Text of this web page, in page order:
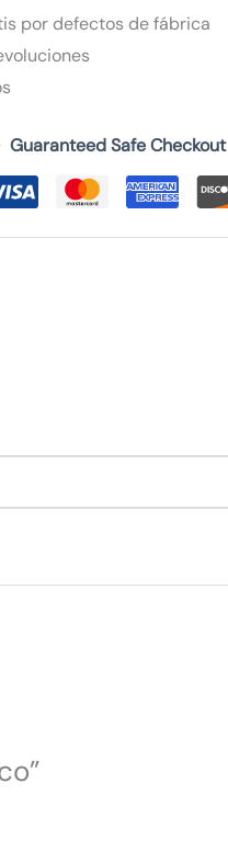
por defectos de fábrica
Guaranteed Safe Checkout